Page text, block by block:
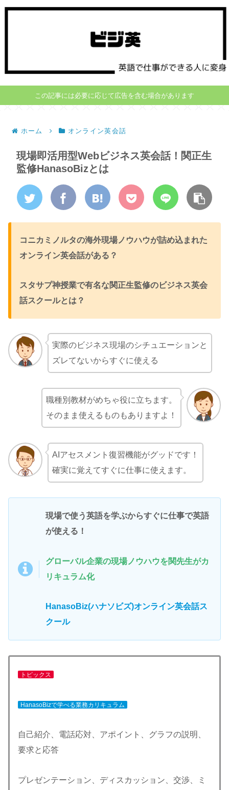
この記事には必要に応じて広告を含む場合があります
ホーム オンライン英会話
現場即活用型Webビジネス英会話！関正生
監修HanasoBizとは
コニカミノルタの海外現場ノウハウが詰め込まれた
オンライン英会話がある？
スタサプ神授業で有名な関正生監修のビジネス英会
話スクールとは？
実際のビジネス現場のシチュエーションと
ズレてないからすぐに使える
職種別教材がめちゃ役に立ちます。
そのまま使えるものもありますよ！
AIアセスメント復習機能がグッドです！
確実に覚えてすぐに仕事に使えます。
現場で使う英語を学ぶからすぐに仕事で英語
が使える！
グローバル企業の現場ノウハウを関先生がカ
リキュラム化
HanasoBiz(ハナソビズ)オンライン英会話ス
クール
トピックス
HanasoBizで学べる業務カリキュラム
自己紹介、電話応対、アポイント、グラフの説明、
要求と応答
プレゼンテーション、ディスカッション、交渉、ミ